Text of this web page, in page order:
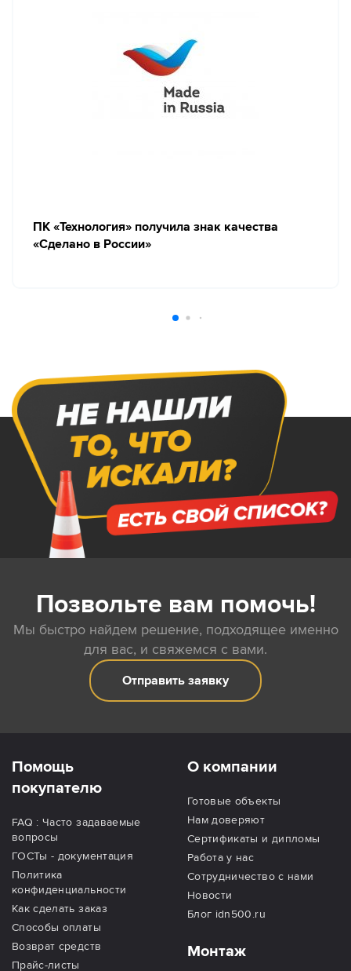
ПК «Технология» получила знак качества
«Сделано в России»
Позвольте вам помочь!
Мы быстро найдем решение, подходящее именно
для вас, и свяжемся с вами.
Отправить заявку
Помощь
покупателю
FAQ : Часто задаваемые
вопросы
ГОСТы - документация
Политика
конфиденциальности
Как сделать заказ
Способы оплаты
Возврат средств
Прайс-листы
О компании
Готовые объекты
Нам доверяют
Сертификаты и дипломы
Работа у нас
Сотрудничество с нами
Новости
Блог idn500.ru
Монтаж